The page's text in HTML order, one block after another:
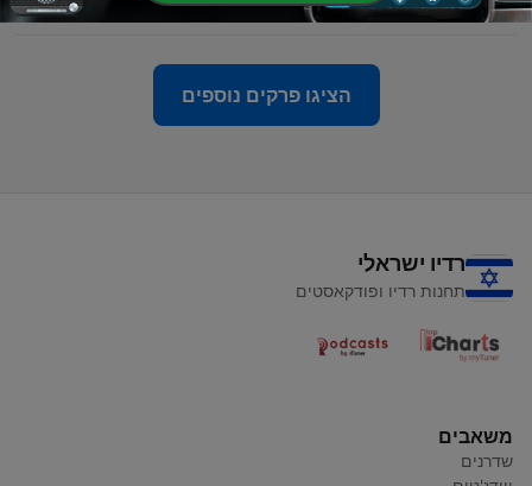
15 יוני 2026
הציגו פרקים נוספים
רדיו ישראלי
תחנות רדיו ופודקאסטים
משאבים
שדרנים